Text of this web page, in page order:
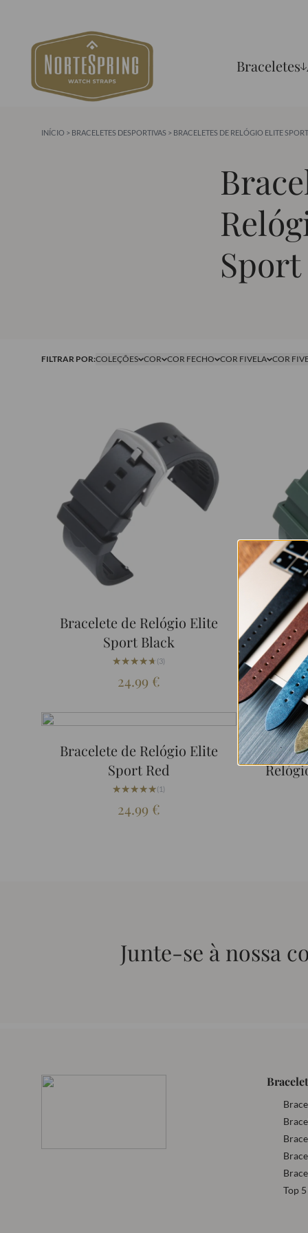
Braceletes
INÍCIO > BRACELETES DESPORTIVAS > BRACELETES DE RELÓGIO ELITE SPORT
Sport
FILTRAR POR:COLEÇÕES COR COR FECHO COR FIVELA COR
Bracelete de Relógio Elite
Sport Black
★★★★★
★★★★★ (3)
24.99 €
Bracelete de Relógio Elite
Sport Red
★★★★★
★★★★★(1)
24.99 €
Junte-se à nossa
Top